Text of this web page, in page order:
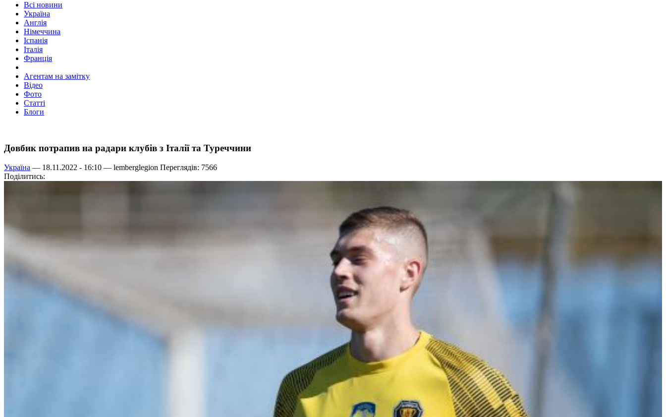
Всі новини
Україна
Англія
Німеччина
Іспанія
Італія
Франція
Агентам на замітку
Відео
Фото
Статті
Блоги
Довбик потрапив на радари клубів з Італії та Туреччини
Україна — 18.11.2022 - 16:10 — lemberglegion Переглядів: 7566
Поділитись: